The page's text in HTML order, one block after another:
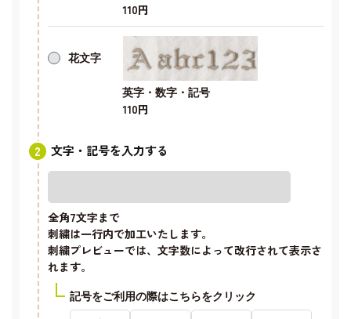
110円
花文字
英字・数字・記号
110円
文字・記号を入力する
全角7文字まで
刺繍は一行内で加工いたします。
刺繍プレビューでは、文字数によって改行されて表示さ
れます。
記号をご利用の際はこちらをクリック